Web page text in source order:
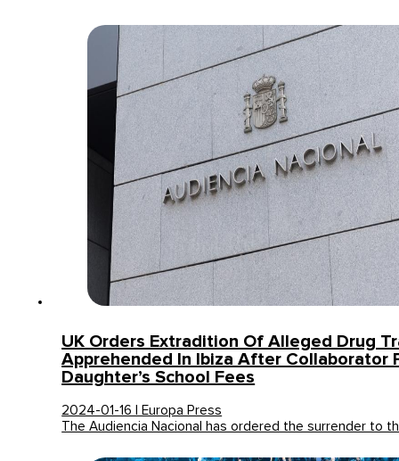
UK Orders Extradition Of Alleged Drug
Apprehended In Ibiza After Collaborator
Daughter’s School Fees
2024-01-16 | Europa Press
The Audiencia Nacional has ordered the surrender to